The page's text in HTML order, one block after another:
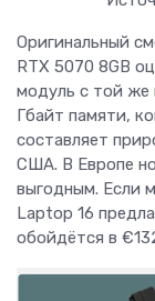
Оригинальный
RTX 5070 8GB
модуль с той же
Гбайт памяти,
составляет
США. В Европе
выгодным. Если
Laptop 16
обойдётся в